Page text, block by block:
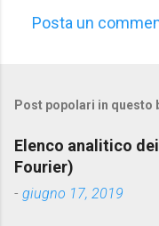
m
e
n
t
Posta un
Post popolari in questo
Elenco analitico
Fourier)
- giugno 17, 2019